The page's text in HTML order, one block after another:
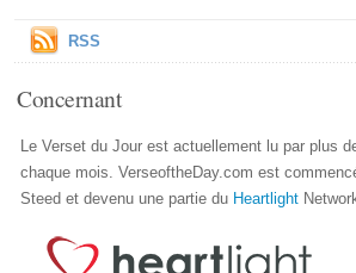
RSS
Concernant
Le Verset du Jour est actuellement lu par plus
chaque mois. VerseoftheDay.com est
Steed et devenu une partie du Heartlight